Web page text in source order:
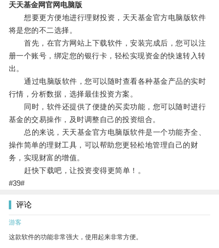
天天基金网官网电脑版
想要更方便地进行理财投资，天天基金官方电脑版软件
将是您的不二选择。
首先，在官方网站上下载软件，安装完成后，您可以注
册一个账号，绑定您的银行卡，轻松实现资金的快速转入转
出。
通过电脑版软件，您可以随时查看各种基金产品的实时
行情，分析数据，选择最佳投资方案。
同时，软件还提供了便捷的买卖功能，您可以随时进行
基金的交易操作，及时调整自己的投资组合。
总的来说，天天基金官方电脑版软件是一个功能齐全、
操作简单的理财工具，可以帮助您更轻松地管理自己的财
务，实现财富的增值。
赶快下载吧，让投资变得更简单！。
#39#
评论
游客
这款软件的功能非常强大，使用起来非常方便。